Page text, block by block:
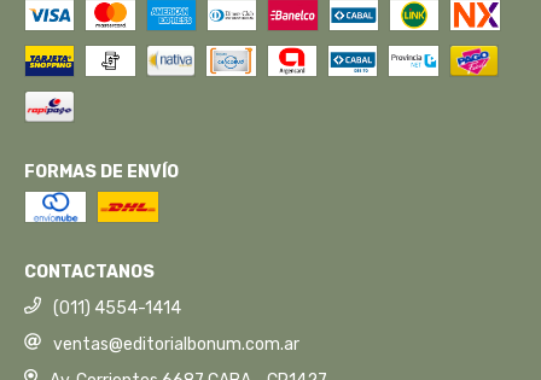
FORMAS DE ENVÍO
CONTACTANOS
(011) 4554-1414
ventas@editorialbonum.com.ar